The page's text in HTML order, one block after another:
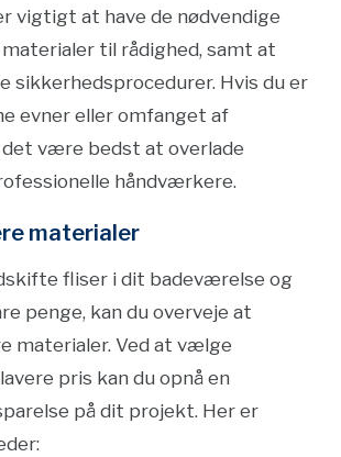
vigtigt at have de nødvendige
til rådighed, samt at
sikkerhedsprocedurer. Hvis du er
evner eller omfanget af
det være bedst at overlade
håndværkere.
materialer
fliser i dit badeværelse og
penge, kan du overveje at
materialer. Ved at vælge
pris kan du opnå en
på dit projekt. Her er